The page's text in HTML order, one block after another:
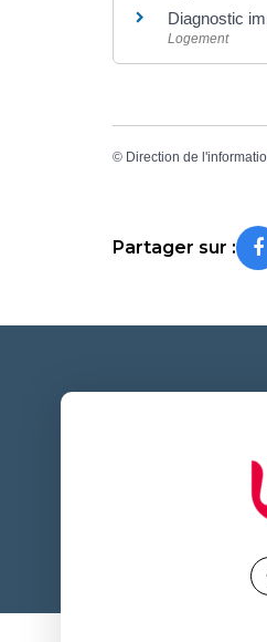
Diagnostic
Logement
© Direction de
Partager sur :